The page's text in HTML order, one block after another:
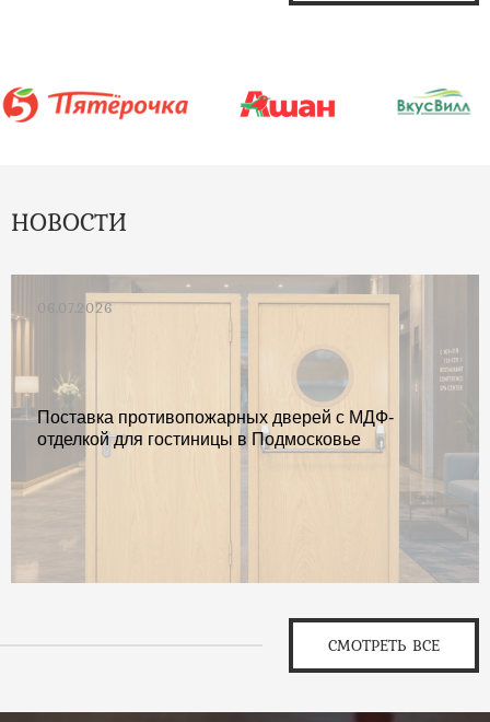
НОВОСТИ
06.07.2026
Поставка противопожарных дверей с МДФ-
отделкой для гостиницы в Подмосковье
СМОТРЕТЬ ВСЕ